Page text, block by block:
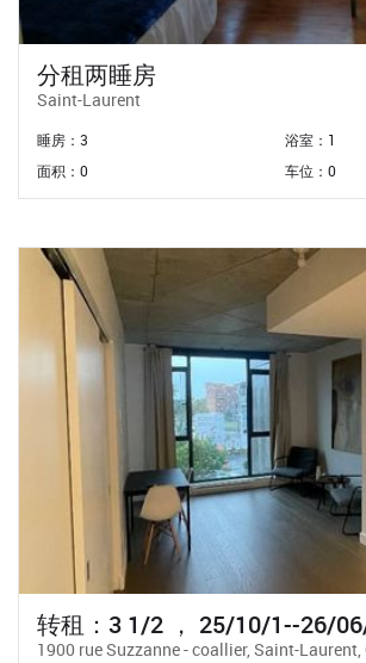
分租两睡房
Saint-Laurent
睡房：3
浴室：1
面积：0
车位：0
转租：3 1/2 ， 25/10/1--26/
1900 rue Suzzanne - coallier, Saint-Laurent,